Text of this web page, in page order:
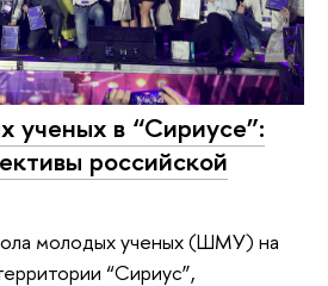
в “Сириусе”:
российской
молодых ученых (ШМУ) на
“Сириус”,